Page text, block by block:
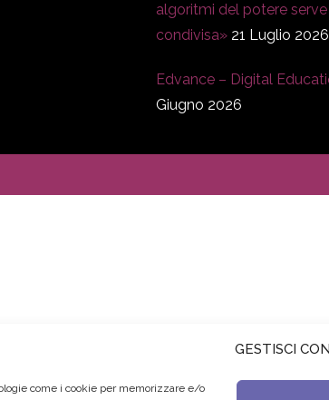
GESTISCI
come i cookie per memorizzare e/o
algoritmi del potere
condivisa» 21 Luglio 2026
Edvance – Digital
Giugno 2026